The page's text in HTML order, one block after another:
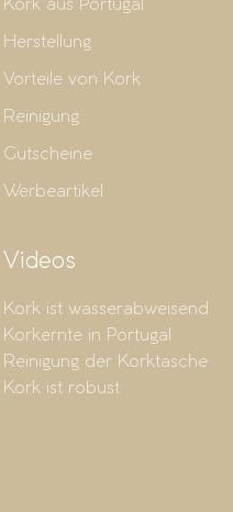
Kork aus Portugal
Herstellung
Vorteile von Kork
Reinigung
Gutscheine
Werbeartikel
Videos
Kork ist wasserabweisend
Korkernte in Portugal
Reinigung der Korktasche
Kork ist robust